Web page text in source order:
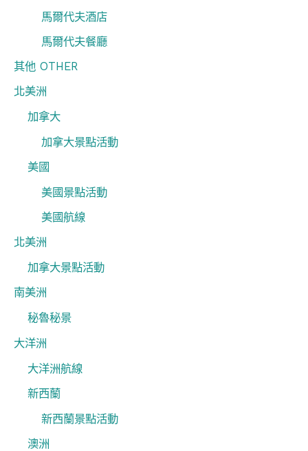
馬爾代夫酒店
馬爾代夫餐廳
其他 OTHER
北美洲
加拿大
加拿大景點活動
美國
美國景點活動
美國航線
北美洲
加拿大景點活動
南美洲
秘魯秘景
大洋洲
大洋洲航線
新西蘭
新西蘭景點活動
澳洲